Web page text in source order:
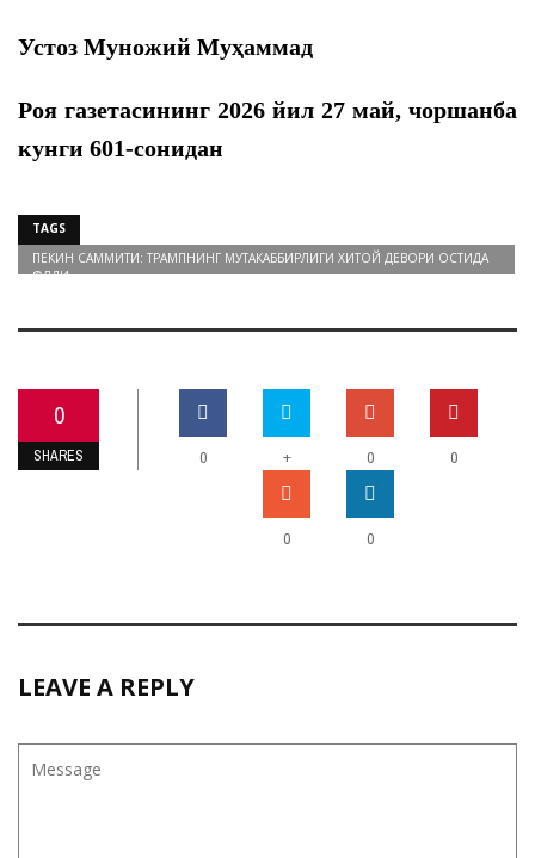
Устоз Муножий Муҳаммад
Роя газетасининг 2026 йил 27 май, чоршанба
кунги 601-сонидан
TAGS
ПЕКИН САММИТИ: ТРАМПНИНГ МУТАКАББИРЛИГИ ХИТОЙ ДЕВОРИ ОСТИДА
ҚОЛДИ
0
SHARES 0 + 0 0
0 0
LEAVE A REPLY